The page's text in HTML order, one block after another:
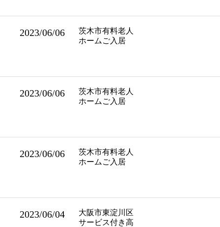
2023/06/06
茨木市有料老人
ホームご入居
2023/06/06
茨木市有料老人
ホームご入居
2023/06/06
茨木市有料老人
ホームご入居
2023/06/04
大阪市東淀川区
サービス付き高